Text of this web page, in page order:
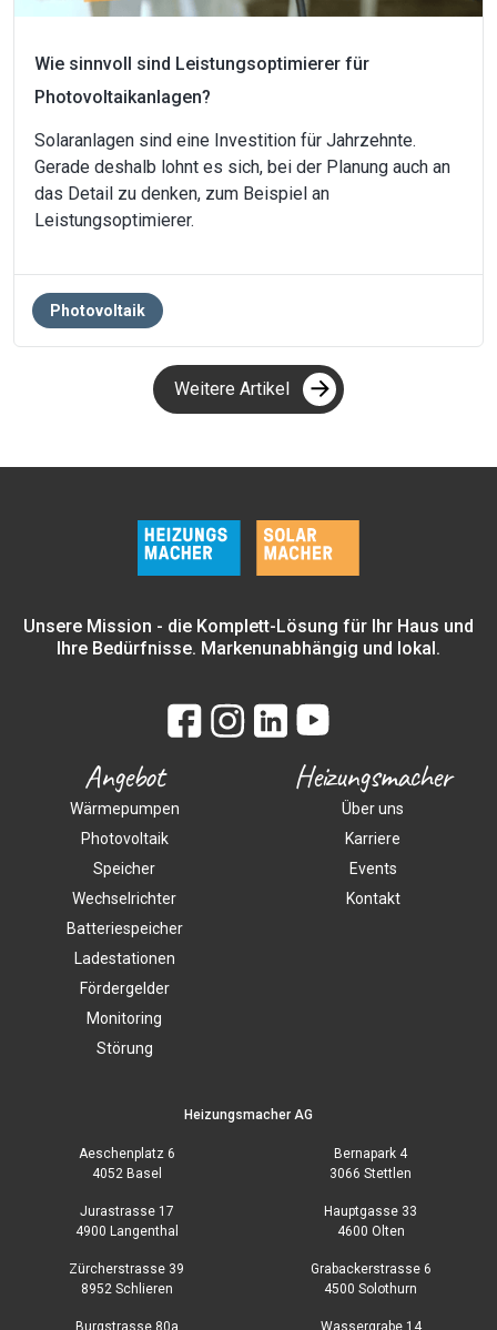
Wie sinnvoll sind Leistungsoptimierer für
Photovoltaikanlagen?
Solaranlagen sind eine Investition für Jahrzehnte.
Gerade deshalb lohnt es sich, bei der Planung auch an
das Detail zu denken, zum Beispiel an
Leistungsoptimierer.
Photovoltaik
Weitere Artikel
Angebot
Wärmepumpen
Photovoltaik
Speicher
Wechselrichter
Batteriespeicher
Ladestationen
Fördergelder
Monitoring
Störung
Unsere Mission - die Komplett-Lösung für Ihr Haus und
Ihre Bedürfnisse. Markenunabhängig und lokal.
Heizungsmacher
Über uns
Karriere
Events
Kontakt
Heizungsmacher AG
Aeschenplatz 6
4052 Basel
Bernapark 4
3066 Stettlen
Jurastrasse 17
4900 Langenthal
Hauptgasse 33
4600 Olten
Zürcherstrasse 39
8952 Schlieren
Grabackerstrasse 6
4500 Solothurn
Burgstrasse 80a Wassergrabe 14